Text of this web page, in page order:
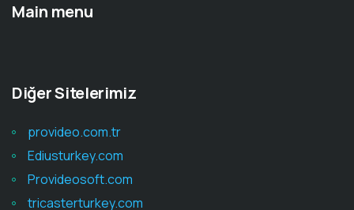
Main menu
Diğer Sitelerimiz
provideo.com.tr
Ediusturkey.com
Provideosoft.com
tricasterturkey.com